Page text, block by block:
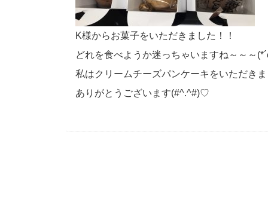
K様からお菓子をいただきました！！
どれを食べようか迷っちゃいますね～～～
私はクリームチーズパンケーキをいただき
ありがとうございます(#^.^#)♡